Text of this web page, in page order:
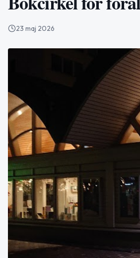
23 maj 2026